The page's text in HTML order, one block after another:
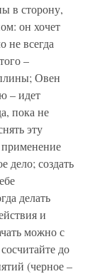
в сторону,
он хочет
не всегда
–
Овен
– идет
пока не
эту
дело; создать
делать
и
можно с
до
(черное –